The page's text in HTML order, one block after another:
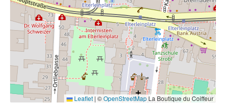
Leaflet | ©OpenStreetMapLa Boutique du Coiffeur